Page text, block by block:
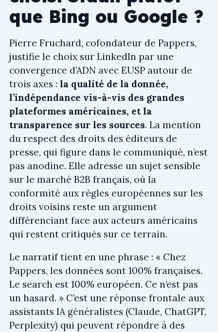
que Bing ou Google ?
Pierre Fruchard, cofondateur de Pappers,
justifie le choix sur LinkedIn par une
convergence d’ADN avec EUSP autour de
trois axes : la qualité de la donnée,
l’indépendance vis-à-vis des grandes
plateformes américaines, et la
transparence sur les sources. La mention
du respect des droits des éditeurs de
presse, qui figure dans le communiqué, n’est
pas anodine. Elle adresse un sujet sensible
sur le marché B2B français, où la
conformité aux règles européennes sur les
droits voisins reste un argument
différenciant face aux acteurs américains
qui restent critiqués sur ce terrain.
Le narratif tient en une phrase : « Chez
Pappers, les données sont 100% françaises.
Le search est 100% européen. Ce n’est pas
un hasard. » C’est une réponse frontale aux
assistants IA généralistes (Claude, ChatGPT,
Perplexity) qui peuvent répondre à des